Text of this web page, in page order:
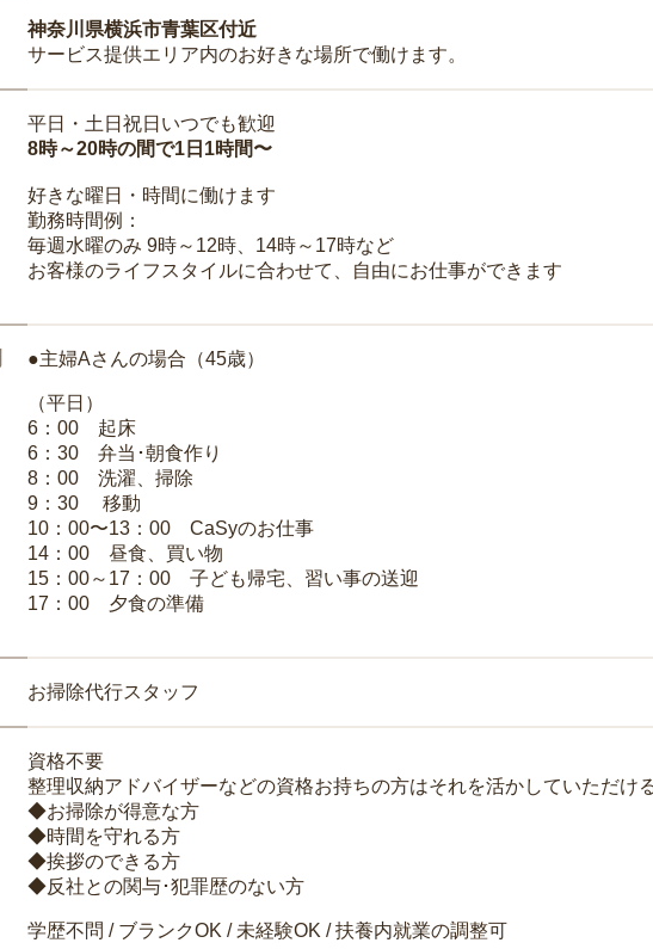
神奈川県横浜市青葉区付近
サービス提供エリア内のお好きな場所で働けます。
平日・土日祝日いつでも歓迎
8時～20時の間で1日1時間〜
好きな曜日・時間に働けます
勤務時間例：
毎週水曜のみ 9時～12時、14時～17時など
お客様のライフスタイルに合わせて、自由にお仕事ができます
●主婦Aさんの場合（45歳）
（平日）
6：00 起床
6：30 弁当･朝食作り
8：00 洗濯、掃除
9：30 移動
10：00〜13：00 CaSyのお仕事
14：00 昼食、買い物
15：00～17：00 子ども帰宅、習い事の送迎
17：00 夕食の準備
お掃除代行スタッフ
資格不要
整理収納アドバイザーなどの資格お持ちの方はそれを活かしていただけ
◆お掃除が得意な方
◆時間を守れる方
◆挨拶のできる方
◆反社との関与･犯罪歴のない方
学歴不問 / ブランクOK / 未経験OK / 扶養内就業の調整可